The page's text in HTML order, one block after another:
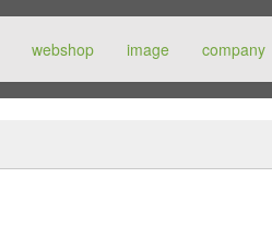
webshop image company